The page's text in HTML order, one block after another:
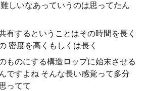
しいなあっていうのは思ってたん
有するということはその時間を長く
密度を高くもしくは長く
ものにする構造ロップに始末させる
ですよね そんな長い感覚って多分
ってて